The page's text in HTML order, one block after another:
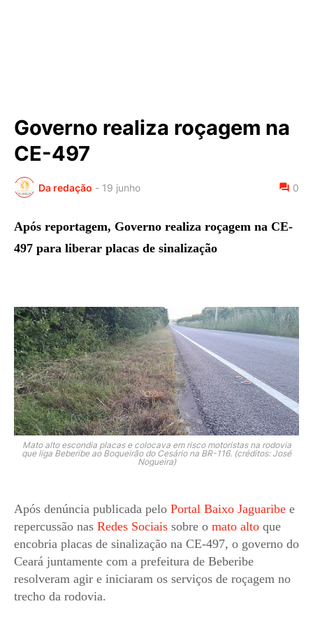
Governo realiza roçagem na
CE-497
Da redação - 19 junho 0
Após reportagem, Governo realiza roçagem na CE-
497 para liberar placas de sinalização
Mato alto escondia placas e colocava em risco motoristas na rodovia
que liga Beberibe ao Boqueirão do Cesário na BR-116. (créditos: José
Nogueira)
Após denúncia publicada pelo Portal Baixo Jaguaribe e
repercussão nas Redes Sociais sobre o mato alto que
encobria placas de sinalização na CE-497, o governo do
Ceará juntamente com a prefeitura de Beberibe
resolveram agir e iniciaram os serviços de roçagem no
trecho da rodovia.